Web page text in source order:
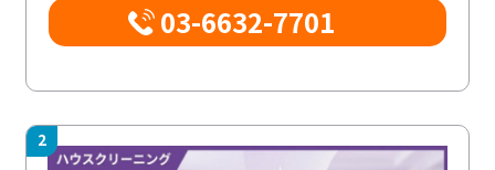
03-6632-7701
2